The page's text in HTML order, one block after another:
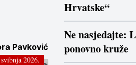
Pavković
2026.
Hrvatske“
Ne nasjedajte:
ponovno kruže